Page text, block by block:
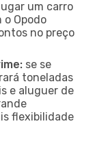
um carro
o Opodo
no preço
se se
toneladas
e aluguer de
flexibilidade